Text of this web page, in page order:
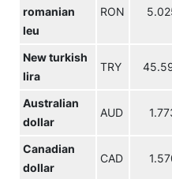
romanian
leu
RON
New turkish
lira
TRY
Australian
dollar
AUD
Canadian
dollar
CAD